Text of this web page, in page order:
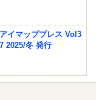
アイマッププレス Vol3
7 2025/冬 発行